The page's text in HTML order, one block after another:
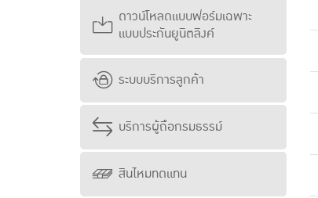
ดาวน์โหลดแบบฟอร์มเฉพาะ
แบบประกันยูนิตลิงค์
ระบบบริการลูกค้า
บริการผู้ถือกรมธรรม์
สินไหมทดแทน